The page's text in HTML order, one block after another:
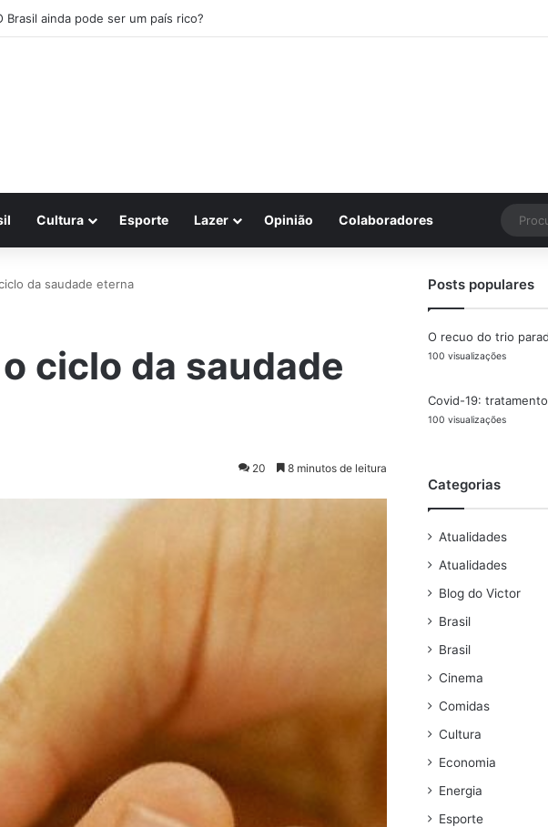
Brasil ainda pode ser um país rico?
Cultura Esporte Lazer Opinião Colaboradores
da saudade eterna
ciclo da saudade
20 8 minutos de leitura
Posts populares
O recuo do trio
100 visualizações
Covid-19:
100 visualizações
Categorias
Atualidades
Atualidades
Blog do Victor
Brasil
Brasil
Cinema
Comidas
Cultura
Economia
Energia
Esporte